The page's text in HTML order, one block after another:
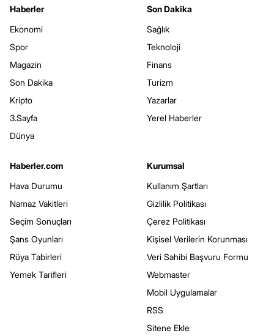
Haberler
Ekonomi
Spor
Magazin
Son Dakika
Kripto
3.Sayfa
Dünya
Son Dakika
Sağlık
Teknoloji
Finans
Turizm
Yazarlar
Yerel Haberler
Haberler.com
Hava Durumu
Namaz Vakitleri
Seçim Sonuçları
Şans Oyunları
Rüya Tabirleri
Yemek Tarifleri
Kurumsal
Kullanım Şartları
Gizlilik Politikası
Çerez Politikası
Kişisel Verilerin Korunması
Veri Sahibi Başvuru Formu
Webmaster
Mobil Uygulamalar
RSS
Sitene Ekle